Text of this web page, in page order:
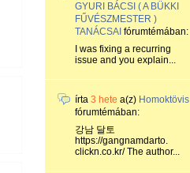
GYURI BÁCSI ( A BÜKKI
FŰVÉSZMESTER )
TANÁCSAI fórumtémában:
I was fixing a recurring
issue and you explain...
írta 3 hete a(z) Homoktövis
fórumtémában:
강남 달토
https://gangnamdarto.
clickn.co.kr/ The author...